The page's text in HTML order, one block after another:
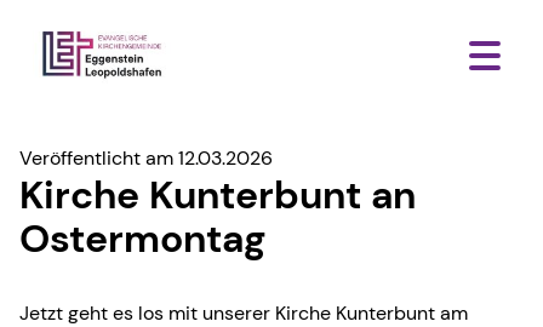
Veröffentlicht am 12.03.2026
Kirche Kunterbunt an
Ostermontag
Jetzt geht es los mit unserer Kirche Kunterbunt am